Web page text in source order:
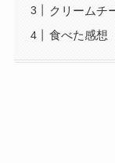
クリームチ
食べた感想